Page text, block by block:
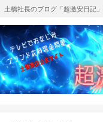
土橋社長のブログ「超激安日記